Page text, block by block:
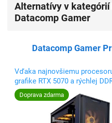
Alternatívy v kategórií
Datacomp Gamer
Datacomp Gamer
Vďaka najnovšiemu
grafike RTX 5070 a rýchlej
zvládne každú výzvu – od
profesionálnu tvorbu.
Doprava zdarma